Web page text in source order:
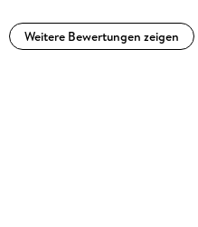
Weitere Bewertungen zeigen